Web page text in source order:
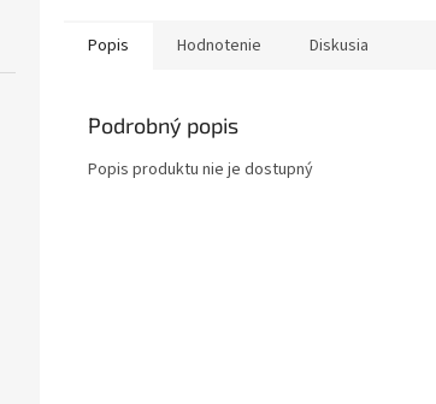
Popis Hodnotenie Diskusia
Podrobný popis
Popis produktu nie je dostupný